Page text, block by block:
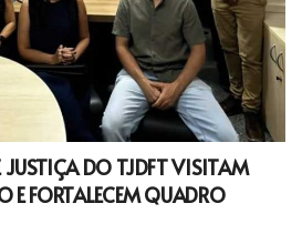
DO TJDFT VISITAM
E FORTALECEM QUADRO